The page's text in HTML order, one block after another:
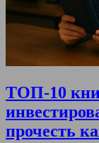
ТОП-10
прочесть